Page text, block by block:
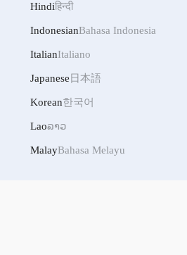
Hindiहिन्दी
IndonesianBahasa Indonesia
ItalianItaliano
Japanese 日本語
Korean한국어
Laoລາວ
MalayBahasa Melayu